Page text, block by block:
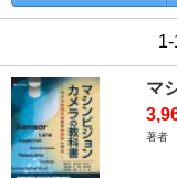
マ
著者